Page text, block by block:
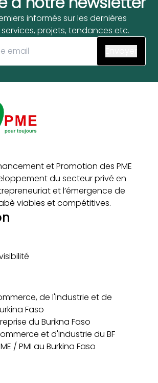
informés sur les dernières
projets, tendances etc.
et Promotion des PME
du secteur privé en
et l’émergence de
viables et compétitives.
de l'Industrie et de
Faso
du Burikna Faso
et d'industrie du BF
/ PMI au Burkina Faso